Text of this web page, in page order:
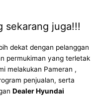
sekarang juga!!!
dekat dengan pelanggan
permukiman yang terletak
melakukan Pameran ,
penjualan, serta
Dealer Hyundai